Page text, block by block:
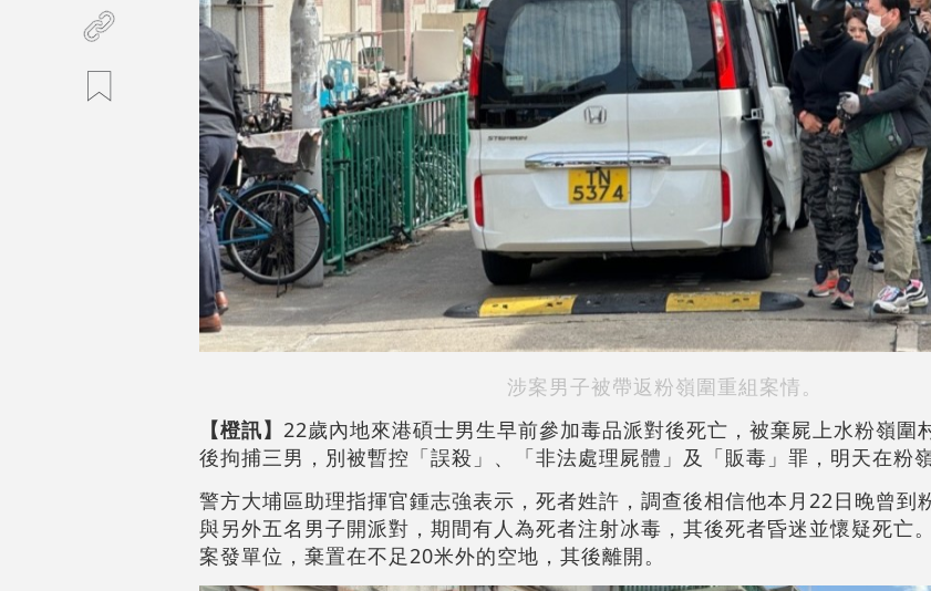
涉案男子被帶返粉嶺圍重組案情。
【橙訊】 22歲內地來港碩士男生早前參加毒品派對後死亡，被棄屍上水粉嶺圍
後拘捕三男，別被暫控「誤殺」、「非法處理屍體」及「販毒」罪，明天在粉
警方大埔區助理指揮官鍾志強表示，死者姓許，調查後相信他本月22日晚曾到
與另外五名男子開派對，期間有人為死者注射冰毒，其後死者昏迷並懷疑死亡
案發單位，棄置在不足20米外的空地，其後離開。